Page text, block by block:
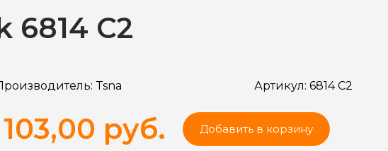
C2
Tsna Артикул: 6814 C2
103,00 руб. Добавить в корзину